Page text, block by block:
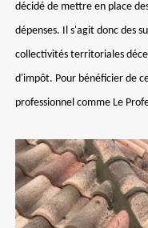
décidé de mettre en place
dépenses. Il s'agit donc des
collectivités territoriales
d'impôt. Pour bénéficier de
professionnel comme Le